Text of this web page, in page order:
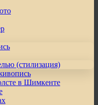
(стилизация)
в Шимкенте